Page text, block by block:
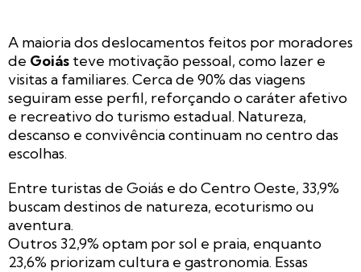
A maioria dos deslocamentos feitos por moradores
de Goiás teve motivação pessoal, como lazer e
visitas a familiares. Cerca de 90% das viagens
seguiram esse perfil, reforçando o caráter afetivo
e recreativo do turismo estadual. Natureza,
descanso e convivência continuam no centro das
escolhas.
Entre turistas de Goiás e do Centro Oeste, 33,9%
buscam destinos de natureza, ecoturismo ou
aventura.
Outros 32,9% optam por sol e praia, enquanto
23,6% priorizam cultura e gastronomia. Essas